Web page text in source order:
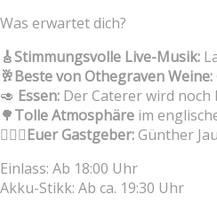
Was erwartet dich?
🎸Stimmungsvolle Live-Musik:
🥂Beste von Othegraven Weine:
🥑 Essen: Der Caterer wird
🌳Tolle Atmosphäre im
🤵🏼‍♂️Euer Gastgeber: Günther
Einlass: Ab 18:00 Uhr
Akku-Stikk: Ab ca. 19:30 Uhr